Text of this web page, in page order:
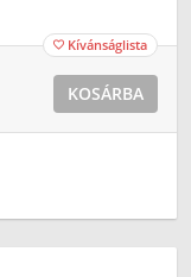
 Kívánságlista
KOSÁRBA